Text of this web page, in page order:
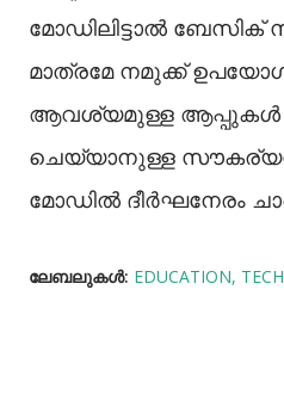
മോഡിലിട്ടാൽ
മാത്രമേ നമുക്ക്
ആവശ്യമുള്ള ആപ്പുകൾ
ചെയ്യാനുള്ള
മോഡിൽ ദീർഘനേരം
ലേബലുകള്‍: EDUCATION